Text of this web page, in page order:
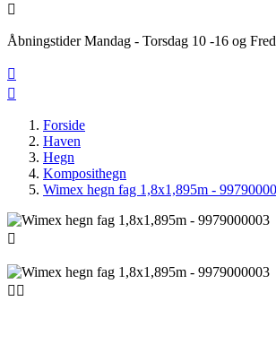

Åbningstider Mandag - Torsdag 10 -16 og


Forside
Haven
Hegn
Komposithegn
Wimex hegn fag 1,8x1,895m -

 